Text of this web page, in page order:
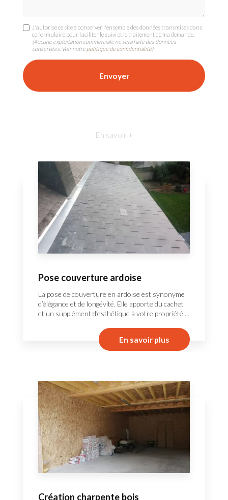
J'autorise ce site à conserver l'ensemble des données transmises dans
ce formulaire pour faciliter le suivi et le traitement de ma demande.
(Aucune exploitation commerciale ne sera faite des données
conservées. Voir notre politique de confidentialité)
En savoir +
Pose couverture ardoise
La pose de couverture en ardoise est synonyme
d’élégance et de longévité. Elle apporte du cachet
et un supplément d’esthétique à votre propriété....
En savoir plus
Création charpente bois